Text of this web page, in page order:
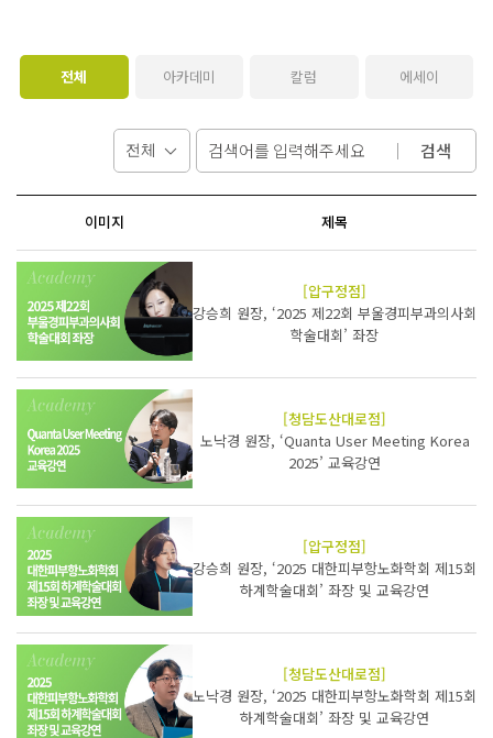
전체 아카데미 칼럼 에세이
검색
이미지 제목
[압구정점]
강승희 원장, ‘2025 제22회 부울경피부과의사회
학술대회’ 좌장
[청담도산대로점]
노낙경 원장, ‘Quanta User Meeting Korea
2025’ 교육강연
[압구정점]
강승희 원장, ‘2025 대한피부항노화학회 제15회
하계학술대회’ 좌장 및 교육강연
[청담도산대로점]
노낙경 원장, ‘2025 대한피부항노화학회 제15회
하계학술대회’ 좌장 및 교육강연